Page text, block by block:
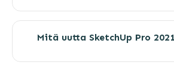
Mitä uutta SketchUp Pro